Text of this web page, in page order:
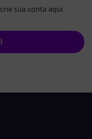
sua conta aqui.